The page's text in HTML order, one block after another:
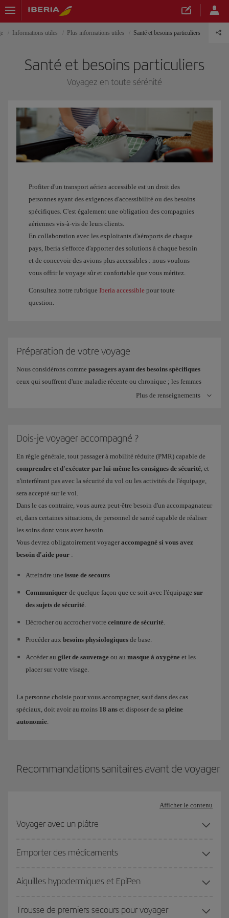
Informations utiles Plus informations utiles Santé et besoins particuliers
Santé et besoins particuliers
Voyagez en toute sérénité
Profiter d'un transport aérien accessible est un droit des
personnes ayant des exigences d'accessibilité ou des besoins
spécifiques. C'est également une obligation des compagnies
aériennes vis-à-vis de leurs clients.
En collaboration avec les exploitants d'aéroports de chaque
pays, Iberia s'efforce d'apporter des solutions à chaque besoin
et de concevoir des avions plus accessibles : nous voulons
vous offrir le voyage sûr et confortable que vous méritez.
Consultez notre rubrique Iberia accessible pour toute
question.
Préparation de votre voyage
Nous considérons comme passagers ayant des besoins spécifiques
ceux qui souffrent d'une maladie récente ou chronique ; les femmes
enceintes et les mères qui viennent d'accoucher ; et tous ceux ayant
La réglementation générale recommande de consulter votre médecin
Problèmes cardio-vasculaires.
Problèmes respiratoires chroniques.
Anémie sévère.
Diabète instable ou cancer.
de santé pour voyager. Dans certains cas, nous considérerons la
situation comme un cas médical et demanderons l'autorisation de notre
Service médical pour voyager :
Besoin d'administration d'oxygène.
Utilisation d'une couveuse autonome pour les bébés prématurés.
Incapacité à comprendre et à appliquer des instructions.
Maladies aiguës et chroniques ou convalescence à la suite
Consultez toutes les informations sur notre page d'
Autorisation
Plus de renseignements
Dois-je voyager accompagné ?
En règle générale, tout passager à mobilité réduite (PMR) capable de
comprendre et d'exécuter par lui-même les consignes de sécurité , et
n'interférant pas avec la sécurité du vol ou les activités de l'équipage,
sera accepté sur le vol.
Dans le cas contraire, vous aurez peut-être besoin d'un accompagnateur
et, dans certaines situations, de personnel de santé capable de réaliser
les soins dont vous avez besoin.
Vous devrez obligatoirement voyager accompagné si vous avez
besoin d'aide pour :
Atteindre une issue de secours
Communiquer de quelque façon que ce soit avec l'équipage sur
des sujets de sécurité
Décrocher ou accrocher votre ceinture de sécurité
Procéder aux besoins physiologiques de base.
Accéder au gilet de sauvetage ou au masque à oxygène et les
placer sur votre visage.
La personne choisie pour vous accompagner, sauf dans des cas
spéciaux, doit avoir au moins 18 ans et disposer de sa pleine
autonomie
Recommandations sanitaires avant de voyager
Afficher le contenu
Voyager avec un plâtre
Emporter des médicaments
Aiguilles hypodermiques et EpiPen
Trousse de premiers secours pour voyager